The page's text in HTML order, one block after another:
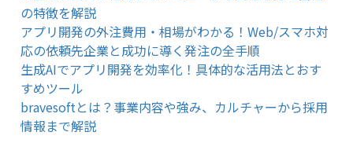
の特徴を解説
アプリ開発の外注費用・相場がわかる！Web/スマホ対
応の依頼先企業と成功に導く発注の全手順
生成AIでアプリ開発を効率化！具体的な活用法とおす
すめツール
bravesoftとは？事業内容や強み、カルチャーから採用
情報まで解説